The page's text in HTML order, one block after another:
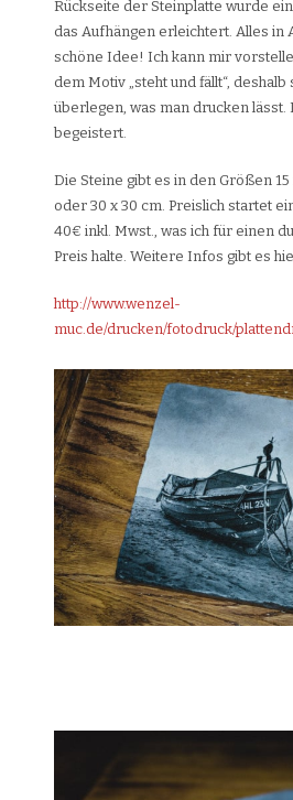
Rückseite der Steinplatte wurde
das Aufhängen erleichtert. Alles in
schöne Idee! Ich kann mir
dem Motiv „steht und fällt“, deshalb
überlegen, was man drucken lässt.
begeistert.
Die Steine gibt es in den Größen 15
oder 30 x 30 cm. Preislich startet
40€ inkl. Mwst., was ich für einen
Preis halte. Weitere Infos gibt es
http://www.wenzel-
muc.de/drucken/fotodruck/